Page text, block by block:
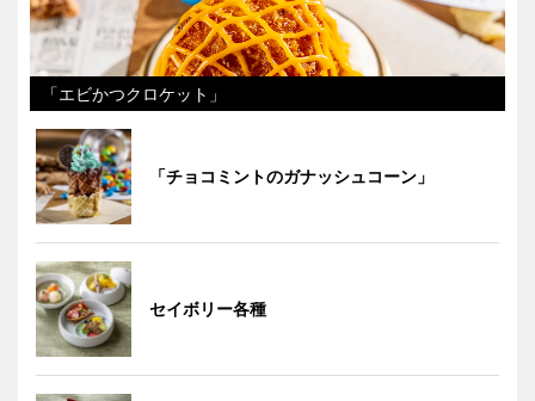
「エビかつクロケット」
「チョコミントのガナッシュコーン」
セイボリー各種